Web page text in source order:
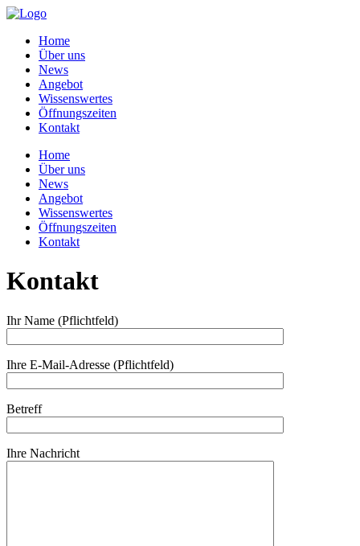
Home
Über uns
News
Angebot
Wissenswertes
Öffnungszeiten
Kontakt
Home
Über uns
News
Angebot
Wissenswertes
Öffnungszeiten
Kontakt
Kontakt
Ihr Name (Pflichtfeld)
Ihre E-Mail-Adresse (Pflichtfeld)
Betreff
Ihre Nachricht